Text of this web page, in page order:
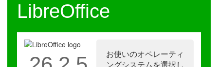
LibreOffice
お使いのオペレーティ
ングシステムを選択し